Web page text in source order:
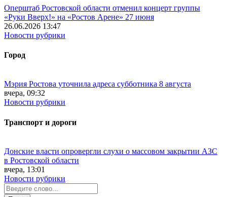
Оперштаб Ростовской области отменил концерт группы
«Руки Вверх!» на «Ростов Арене» 27 июня
26.06.2026 13:47
Новости рубрики
Город
Мэрия Ростова уточнила адреса субботника 8 августа
вчера, 09:32
Новости рубрики
Транспорт и дороги
Донские власти опровергли слухи о массовом закрытии АЗС
в Ростовской области
вчера, 13:01
Новости рубрики